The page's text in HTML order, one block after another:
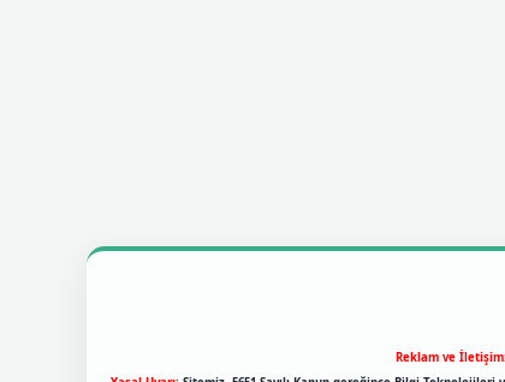
Reklam ve İletişim: